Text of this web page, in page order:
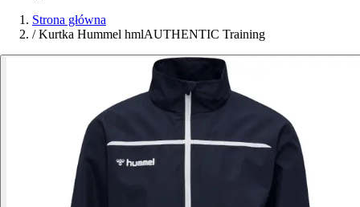
Strona główna
/ Kurtka Hummel hmlAUTHENTIC Training